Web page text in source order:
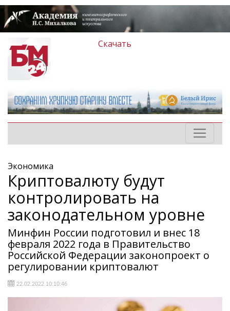
Скачать
Экономика
Криптовалюту будут
контролировать на
законодательном уровне
Минфин России подготовил и внес 18
февраля 2022 года в Правительство
Российской Федерации законопроект о
регулировании криптовалют
22.02.2022 10:10:46